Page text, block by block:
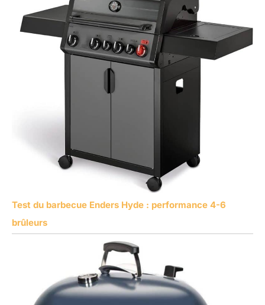
Test du barbecue Enders Hyde : performance 4-6
brûleurs